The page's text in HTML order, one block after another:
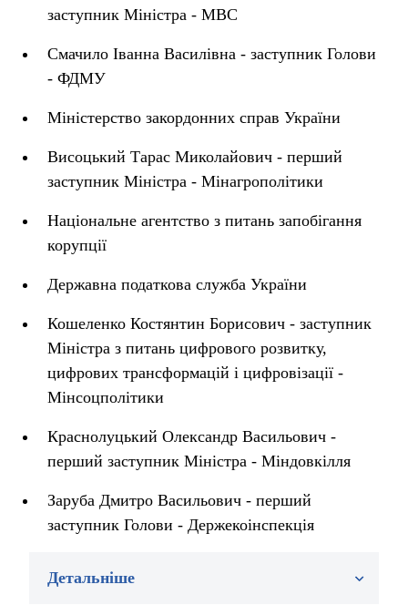
заступник Міністра - МВС
Смачило Іванна Василівна - заступник Голови
- ФДМУ
Міністерство закордонних справ України
Висоцький Тарас Миколайович - перший
заступник Міністра - Мінагрополітики
Національне агентство з питань запобігання
корупції
Державна податкова служба України
Кошеленко Костянтин Борисович - заступник
Міністра з питань цифрового розвитку,
цифрових трансформацій і цифровізації -
Мінсоцполітики
Краснолуцький Олександр Васильович -
перший заступник Міністра - Міндовкілля
Заруба Дмитро Васильович - перший
заступник Голови - Держекоінспекція
Детальніше